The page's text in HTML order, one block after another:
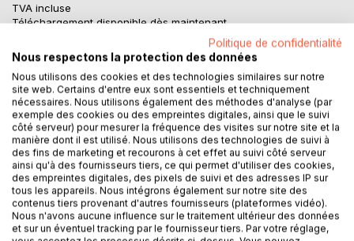
TVA incluse
Téléchargement disponible dès maintenant
AJOUTER AU PANIER
Ajouter à ma liste d'envies
Laisser un avis
Politique de confidentialité
Nous respectons la protection des données
Nous utilisons des cookies et des technologies similaires sur notre
site web. Certains d'entre eux sont essentiels et techniquement
nécessaires. Nous utilisons également des méthodes d'analyse (par
exemple des cookies ou des empreintes digitales, ainsi que le suivi
côté serveur) pour mesurer la fréquence des visites sur notre site et la
manière dont il est utilisé. Nous utilisons des technologies de suivi à
des fins de marketing et recourons à cet effet au suivi côté serveur
ainsi qu'à des fournisseurs tiers, ce qui permet d'utiliser des cookies,
des empreintes digitales, des pixels de suivi et des adresses IP sur
tous les appareils. Nous intégrons également sur notre site des
contenus tiers provenant d'autres fournisseurs (plateformes vidéo).
Nous n'avons aucune influence sur le traitement ultérieur des données
et sur un éventuel tracking par le fournisseur tiers. Par votre réglage,